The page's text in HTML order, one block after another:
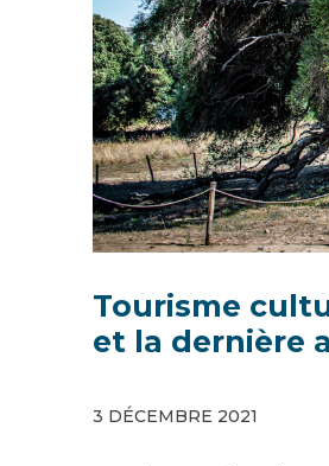
Tourisme
et la dernière
3 DÉCEMBRE 2021